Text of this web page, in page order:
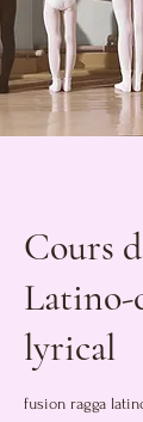
Cours
Latino-
lyrical
fusion ragga